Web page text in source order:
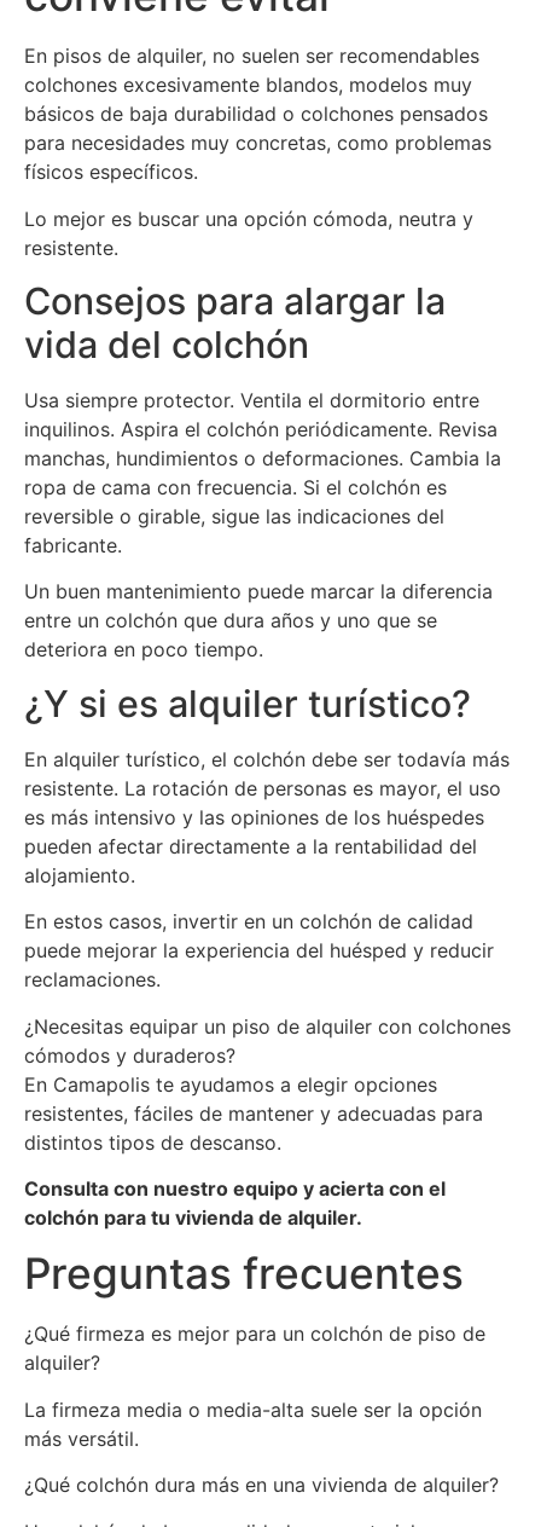
En pisos de alquiler, no suelen ser recomendables
colchones excesivamente blandos, modelos muy
básicos de baja durabilidad o colchones pensados
para necesidades muy concretas, como problemas
físicos específicos.
Lo mejor es buscar una opción cómoda, neutra y
resistente.
Consejos para alargar la
vida del colchón
Usa siempre protector. Ventila el dormitorio entre
inquilinos. Aspira el colchón periódicamente. Revisa
manchas, hundimientos o deformaciones. Cambia la
ropa de cama con frecuencia. Si el colchón es
reversible o girable, sigue las indicaciones del
fabricante.
Un buen mantenimiento puede marcar la diferencia
entre un colchón que dura años y uno que se
deteriora en poco tiempo.
¿Y si es alquiler turístico?
En alquiler turístico, el colchón debe ser todavía más
resistente. La rotación de personas es mayor, el uso
es más intensivo y las opiniones de los huéspedes
pueden afectar directamente a la rentabilidad del
alojamiento.
En estos casos, invertir en un colchón de calidad
puede mejorar la experiencia del huésped y reducir
reclamaciones.
¿Necesitas equipar un piso de alquiler con colchones
cómodos y duraderos?
En Camapolis te ayudamos a elegir opciones
resistentes, fáciles de mantener y adecuadas para
distintos tipos de descanso.
Consulta con nuestro equipo y acierta con el
colchón para tu vivienda de alquiler.
Preguntas frecuentes
¿Qué firmeza es mejor para un colchón de piso de
alquiler?
La firmeza media o media-alta suele ser la opción
más versátil.
¿Qué colchón dura más en una vivienda de alquiler?